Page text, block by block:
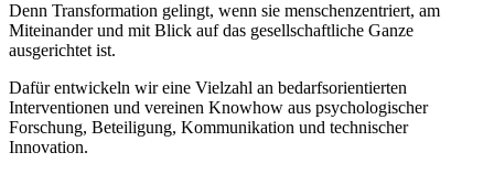
Denn Transformation gelingt, wenn sie menschenzentriert, am
Miteinander und mit Blick auf das gesellschaftliche Ganze
ausgerichtet ist.
Dafür entwickeln wir eine Vielzahl an bedarfsorientierten
Interventionen und vereinen Knowhow aus psychologischer
Forschung, Beteiligung, Kommunikation und technischer
Innovation.